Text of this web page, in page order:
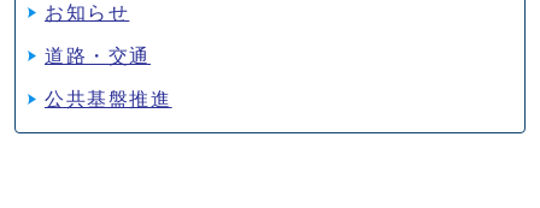
お知らせ
道路・交通
公共基盤推進